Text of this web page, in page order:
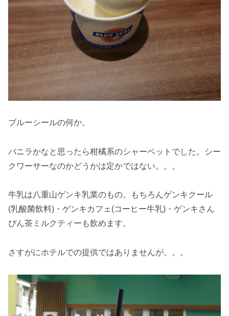
ブルーシールの何か。
バニラかなと思ったら柑橘系のシャーベットでした。シー
クワーサーなのかどうかは定かではない。。。
牛乳は八重山ゲンキ乳業のもの。もちろんゲンキクール
(乳酸菌飲料)・ゲンキカフェ(コーヒー牛乳)・ゲンキさん
ぴん茶ミルクティーも飲めます。
さすがにホテルでの提供ではありませんが。。。